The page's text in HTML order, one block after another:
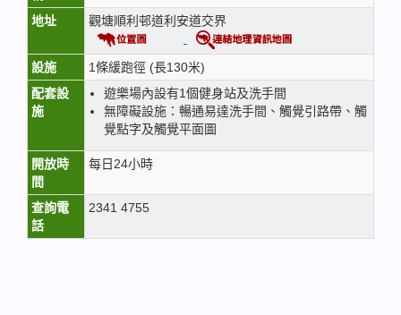
地址 觀塘順利邨道利安道交界
設施
1條緩跑徑 (長130米)
配套設
施
遊樂場內設有1個健身站及洗手間
無障礙設施：暢通易達洗手間、觸覺引路帶、觸
覺點字及觸覺平面圖
開放時
間
每日24小時
查詢電
話
2341 4755